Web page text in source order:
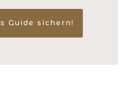
Guide sichern!